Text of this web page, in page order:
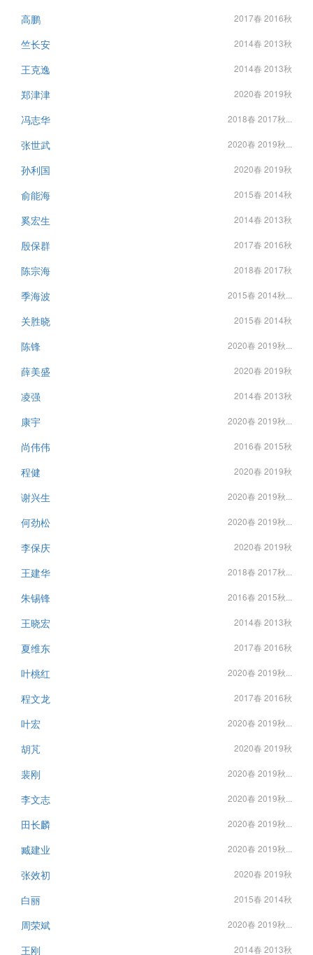
高鹏
2017春 2016秋
竺长安 2014春 2013秋
王克逸 2014春 2013秋
郑津津 2020春 2019秋
冯志华 2018春 2017秋...
张世武 2020春 2019秋...
孙利国 2020春 2019秋
俞能海 2015春 2014秋
奚宏生 2014春 2013秋
殷保群 2017春 2016秋
陈宗海 2018春 2017秋
季海波 2015春 2014秋...
关胜晓 2015春 2014秋
陈锋 2020春 2019秋...
薛美盛 2020春 2019秋
凌强 2014春 2013秋
康宇 2020春 2019秋...
尚伟伟 2016春 2015秋
程健 2020春 2019秋
谢兴生 2020春 2019秋...
何劲松 2020春 2019秋...
李保庆 2020春 2019秋
王建华 2018春 2017秋...
朱锡锋 2016春 2015秋...
王晓宏 2014春 2013秋
夏维东 2017春 2016秋
叶桃红 2020春 2019秋...
程文龙 2017春 2016秋
叶宏 2020春 2019秋...
胡芃 2020春 2019秋
裴刚 2020春 2019秋...
李文志 2020春 2019秋...
田长麟 2020春 2019秋...
臧建业 2020春 2019秋...
张效初 2020春 2019秋
白丽 2015春 2014秋
周荣斌 2020春 2019秋...
王刚 2014春 2013秋